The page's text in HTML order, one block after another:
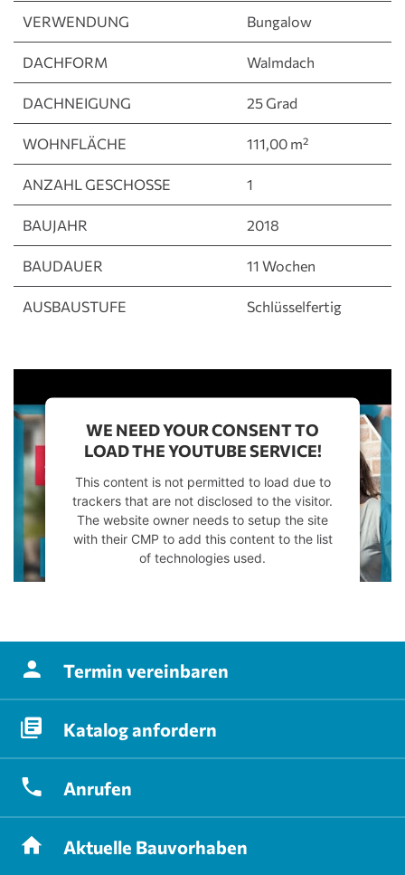
VERWENDUNG Bungalow
DACHFORM Walmdach
DACHNEIGUNG 25 Grad
WOHNFLÄCHE 111,00 m²
ANZAHL GESCHOSSE 1
BAUJAHR 2018
BAUDAUER 11 Wochen
AUSBAUSTUFE Schlüsselfertig
WE NEED YOUR CONSENT TO
LOAD THE YOUTUBE SERVICE!
This content is not permitted to load due to
trackers that are not disclosed to the visitor.
The website owner needs to setup the site
with their CMP to add this content to the list
of technologies used.
Termin vereinbaren
Kataloganfordern
Anrufen
Aktuelle Bauvorhaben